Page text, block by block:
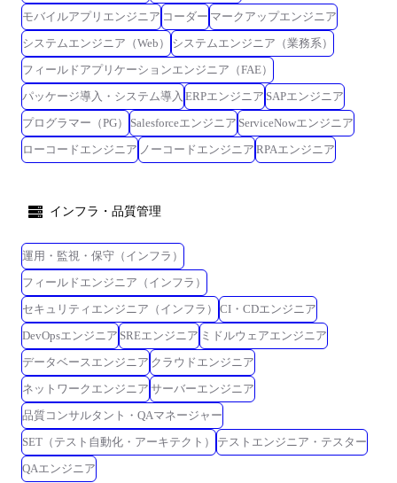
モバイルアプリエンジニア コーダー マークアップエンジニア
システムエンジニア（Web）
システムエンジニア（業務系）
フィールドアプリケーションエンジニア（FAE）
パッケージ導入・システム導入 ERPエンジニア SAPエンジニア
プログラマー（PG）
Salesforceエンジニア ServiceNowエンジニア
ローコードエンジニア ノーコードエンジニア RPAエンジニア
インフラ・品質管理
運用・監視・保守（インフラ）
フィールドエンジニア（インフラ）
セキュリティエンジニア（インフラ）
CI・CDエンジニア
DevOpsエンジニア SREエンジニア ミドルウェアエンジニア
データベースエンジニア クラウドエンジニア
ネットワークエンジニア サーバーエンジニア
品質コンサルタント・QAマネージャー
SET（テスト自動化・アーキテクト）
テストエンジニア・テスター
QAエンジニア